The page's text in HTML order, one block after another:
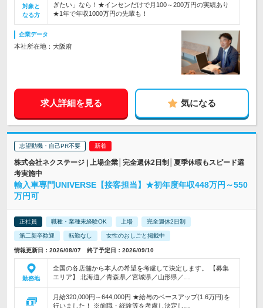
対象と
なる方
ぎたい」なら！★インセンだけで月100～200万円の実績あり
★1年で年収1000万円の先輩も！
企業データ
本社所在地：大阪府
求人詳細を見る 気になる
志望動機・自己PR不要
株式会社ネクステージ | 上場企業│完全週休2日制│夏季休暇もスピード選
考実施中
輸入車専門UNIVERSE【接客担当】★初年度年収448万円～550
万円可
正社員 職種・業種未経験OK 上場 完全週休2日制
第二新卒歓迎 転勤なし 女性のおしごと掲載中
情報更新日：2026/08/07 終了予定日：2026/09/10
勤務地
全国の各店舗から本人の希望を考慮して決定します。 【募集
エリア】 北海道／青森県／宮城県／山形県／…
月給320,000円～644,000円 ★給与のベースアップ(1.6万円)を
行いました！ ※前職・経験等を考慮し決定し…